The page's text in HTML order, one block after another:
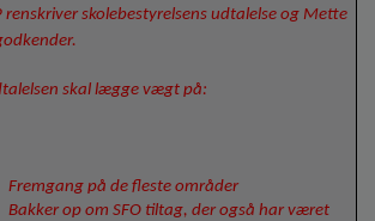
renskriver skolebestyrelsens udtalelse og Mette
skal lægge vægt på:
Fremgang på de fleste områder
Bakker op om SFO tiltag, der også har været